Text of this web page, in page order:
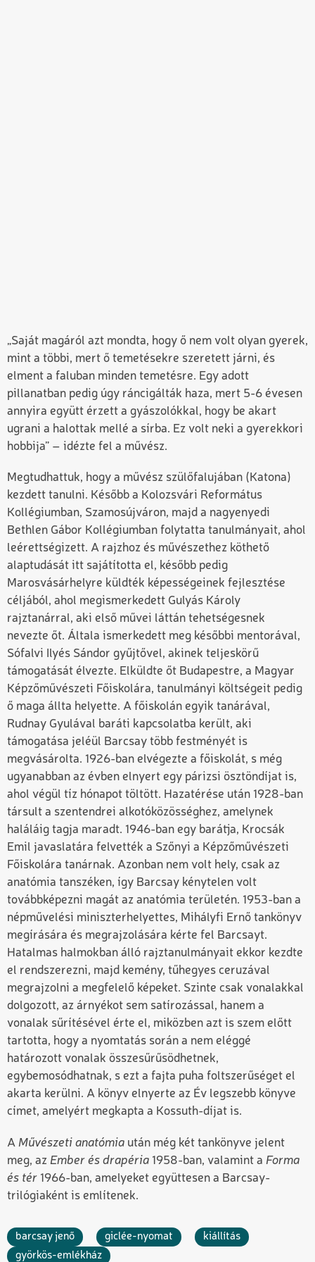
„Saját magáról azt mondta, hogy ő nem volt olyan gyerek,
mint a többi, mert ő temetésekre szeretett járni, és
elment a faluban minden temetésre. Egy adott
pillanatban pedig úgy ráncigálták haza, mert 5-6 évesen
annyira együtt érzett a gyászolókkal, hogy be akart
ugrani a halottak mellé a sírba. Ez volt neki a gyerekkori
hobbija” – idézte fel a művész.
Megtudhattuk, hogy a művész szülőfalujában (Katona)
kezdett tanulni. Később a Kolozsvári Református
Kollégiumban, Szamosújváron, majd a nagyenyedi
Bethlen Gábor Kollégiumban folytatta tanulmányait, ahol
leérettségizett. A rajzhoz és művészethez köthető
alaptudását itt sajátította el, később pedig
Marosvásárhelyre küldték képességeinek fejlesztése
céljából, ahol megismerkedett Gulyás Károly
rajztanárral, aki első művei láttán tehetségesnek
nevezte őt. Általa ismerkedett meg későbbi mentorával,
Sófalvi Ilyés Sándor gyűjtővel, akinek teljeskörű
támogatását élvezte. Elküldte őt Budapestre, a Magyar
Képzőművészeti Főiskolára, tanulmányi költségeit pedig
ő maga állta helyette. A főiskolán egyik tanárával,
Rudnay Gyulával baráti kapcsolatba került, aki
támogatása jeléül Barcsay több festményét is
megvásárolta. 1926-ban elvégezte a főiskolát, s még
ugyanabban az évben elnyert egy párizsi ösztöndíjat is,
ahol végül tíz hónapot töltött. Hazatérése után 1928-ban
társult a szentendrei alkotóközösséghez, amelynek
haláláig tagja maradt. 1946-ban egy barátja, Krocsák
Emil javaslatára felvették a Szőnyi a Képzőművészeti
Főiskolára tanárnak. Azonban nem volt hely, csak az
anatómia tanszéken, így Barcsay kénytelen volt
továbbképezni magát az anatómia területén. 1953-ban a
népművelési miniszterhelyettes, Mihályfi Ernő tankönyv
megírására és megrajzolására kérte fel Barcsayt.
Hatalmas halmokban álló rajztanulmányait ekkor kezdte
el rendszerezni, majd kemény, tűhegyes ceruzával
megrajzolni a megfelelő képeket. Szinte csak vonalakkal
dolgozott, az árnyékot sem satírozással, hanem a
vonalak sűrítésével érte el, miközben azt is szem előtt
tartotta, hogy a nyomtatás során a nem eléggé
határozott vonalak összesűrűsödhetnek,
egybemosódhatnak, s ezt a fajta puha foltszerűséget el
akarta kerülni. A könyv elnyerte az Év legszebb könyve
címet, amelyért megkapta a Kossuth-díjat is.
A Művészeti anatómia után még két tankönyve jelent
meg, az Ember és drapéria 1958-ban, valamint a Forma
és tér 1966-ban, amelyeket együttesen a Barcsay-
trilógiaként is említenek.
barcsay jenő giclée-nyomat
kiállítás
györkös-emlékház